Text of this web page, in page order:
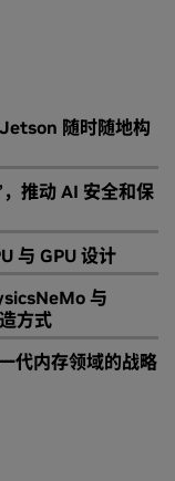
随时随地构
推动 AI 安全和保
与 GPU 设计
与
方式
代内存领域的战略